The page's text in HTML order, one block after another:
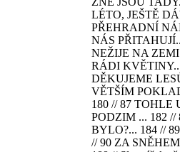
LÉTO, JEŠTĚ
PŘEHRADNÍ
NÁS
NEŽIJE NA
RÁDI
DĚKUJEME
VĚTŠÍM
180 // 87 TOHLE
PODZIM ... 182
BYLO?... 184 //
// 90 ZA